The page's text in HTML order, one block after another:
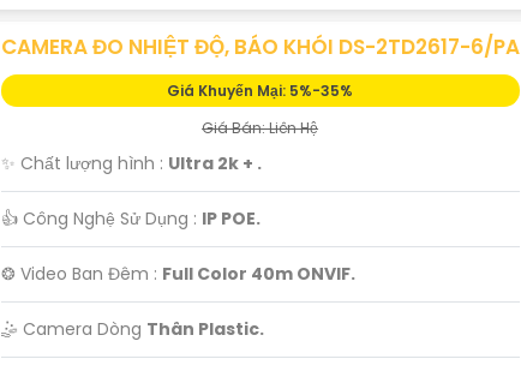
CAMERA ĐO NHIỆT ĐỘ, BÁO KHÓI DS-2TD2617-6/PA
Giá Khuyến Mại: 5%-35%
Giá Bán: Liên Hệ
✨ Chất lượng hình : Ultra 2k + .
👍 Công Nghệ Sử Dụng : IP POE.
❂ Video Ban Đêm : Full Color 40m ONVIF.
🤹 Camera Dòng Thân Plastic.